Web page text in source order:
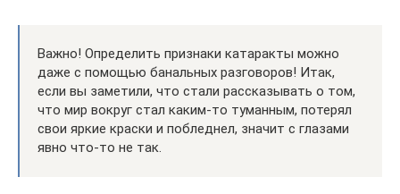
Важно! Определить признаки катаракты можно
даже с помощью банальных разговоров! Итак,
если вы заметили, что стали рассказывать о том,
что мир вокруг стал каким-то туманным, потерял
свои яркие краски и побледнел, значит с глазами
явно что-то не так.